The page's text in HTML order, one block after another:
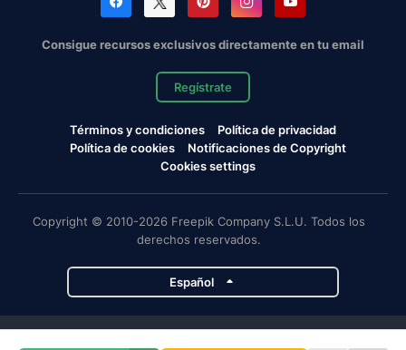
Consigue recursos exclusivos directamente en tu email
Regístrate
Términos y condiciones
Política de privacidad
Política de cookies
Notificaciones de Copyright
Cookies settings
Copyright © 2010-2026 Freepik Company S.L.U. Todos los
derechos reservados.
Español